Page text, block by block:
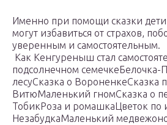
Именно при помощи сказки
могут избавиться от страхов,
уверенным и самостоятельным.
Как Кенгуреныш стал
подсолнечном семечкеБелочка-
лесуСказка о ВороненкеСказка
ВитюМаленький гномСказка о
ТобикРоза и ромашкаЦветок по
НезабудкаМаленький